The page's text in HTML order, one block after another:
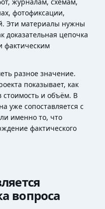
фотофиксации,
Эти материалы нужны
доказательная цепочка
фактическим
разное значение.
показывает, как
и объём. В
уже сопоставляется с
именно то, что
фактического
вопроса